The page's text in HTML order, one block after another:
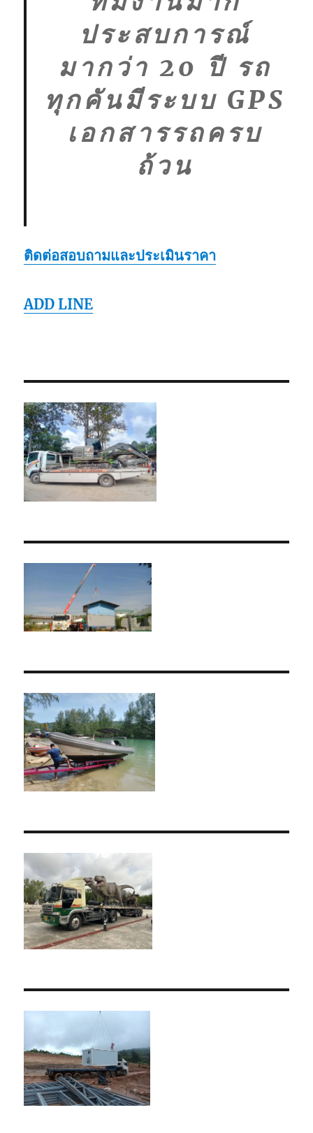
ประสบการณ์
มากว่า 20 ปี รถ
ทุกคันมีระบบ GPS
เอกสารรถครบ
ถ้วน
ติดต่อสอบถามและประเมินราคา
ADD LINE